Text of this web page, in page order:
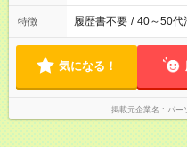
特徴 履歴書不要 / 40～50代
気になる！
掲載元企業名 パー